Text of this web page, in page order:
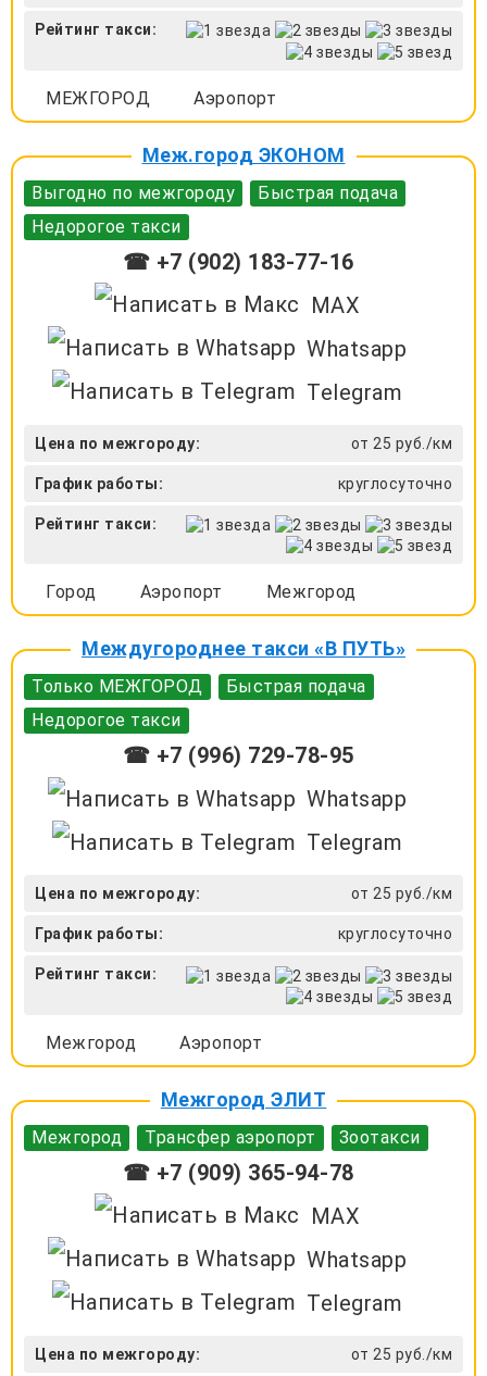
Рейтинг такси:
МЕЖГОРОД Аэропорт
Меж.город ЭКОНОМ
Выгодно по межгороду
Быстрая подача
Недорогое такси
☎ +7 (902) 183-77-16
MAX
Whatsapp
Telegram
Цена по межгороду: от 25 руб./км
График работы: круглосуточно
Рейтинг такси:
Город Аэропорт Межгород
Междугороднее такси «В ПУТЬ»
Только МЕЖГОРОД
Быстрая подача
Недорогое такси
☎ +7 (996) 729-78-95
Whatsapp
Telegram
Цена по межгороду: от 25 руб./км
График работы: круглосуточно
Рейтинг такси:
Межгород Аэропорт
Межгород ЭЛИТ
Межгород Трансфер аэропорт Зоотакси
☎ +7 (909) 365-94-78
MAX
Whatsapp
Telegram
Цена по межгороду: от 25 руб./км